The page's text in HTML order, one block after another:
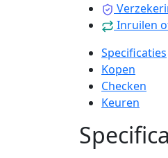
Inruilen
Specificaties
Kopen
Checken
Keuren